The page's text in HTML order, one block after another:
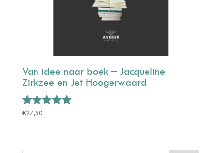
Van idee naar boek – Jacqueline
Zirkzee en Jet Hoogerwaard
Gewaardeerd
€27,50